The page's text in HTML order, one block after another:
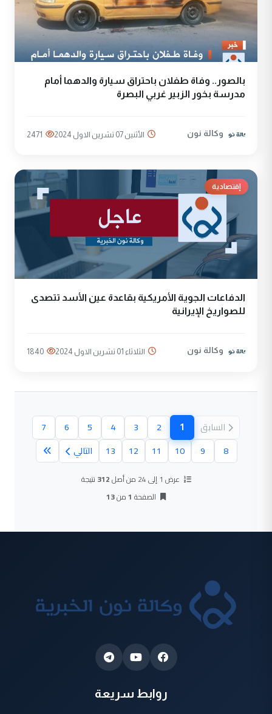
بالصور.. وفاة طفلان باحتراق سيارة والدهما أمام
مدرسة بخور الزبير غربي البصرة
وكالة نون الأثنين 07 تشرين الاول 2024 2471
إقتصادية
الدفاعات الجوية الأمريكية بقاعدة عين الأسد تتصدى
للصواريخ الإيرانية
وكالة نون الثلاثاء 01 تشرين الاول 2024 1840
السابق 1
(الصفحة الحالية)
2
3
4
5
6
7
8
9
10
11
12
13 التالي
عرض 1 إلى 24 من أصل 312 نتيجة
الصفحة 1من13
روابط سريعة